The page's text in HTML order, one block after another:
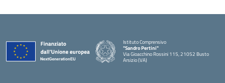
Istituto Comprensivo
"Sandro Pertini"
Via Gioacchino Rossini 115, 21052 Busto
Arsizio (VA)